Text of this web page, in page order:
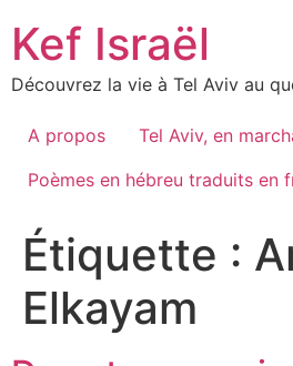
content
Kef Israël
Découvrez la vie à Tel Aviv au
A propos
Tel Aviv, en
Poèmes en hébreu traduits en
Étiquette :
Elkayam